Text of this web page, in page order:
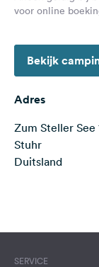
ons
op
social
voor online
Bekijk
Adres
Zum Steller See
Stuhr
Duitsland
SERVICE